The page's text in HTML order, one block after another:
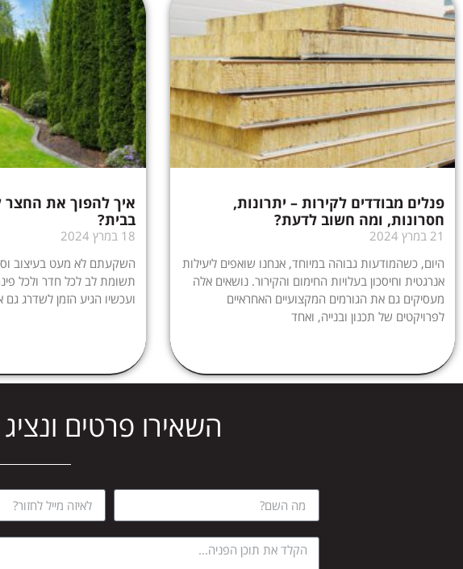
פנלים מבודדים לקירות – יתרונות,
חסרונות, ומה חשוב לדעת?
21 במרץ 2024
היום, כשהמודעות גבוהה במיוחד, אנחנו שואפים ליעילות
אנרגטית וחיסכון בעלויות החימום והקירור. נושאים אלה
מעסיקים גם את הגורמים המקצועיים האחראיים
לפרויקטים של תכנון ובנייה, ואחד
איך להפוך את החצר
בבית?
18 במרץ 2024
השקעתם לא מעט בעיצוב
תשומת לב לכל חדר ולכל
ועכשיו הגיע הזמן לשדרג
השאירו פרטים